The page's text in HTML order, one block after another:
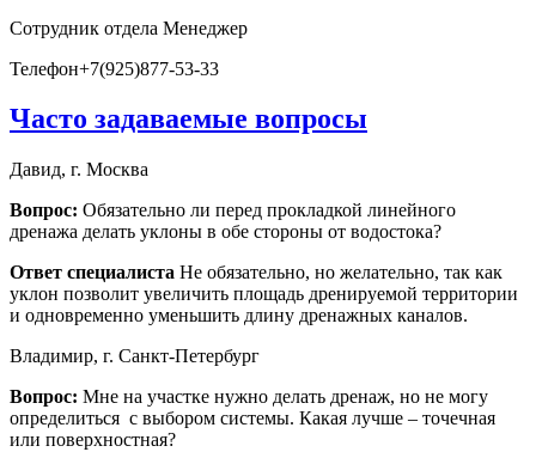
Сотрудник отдела Менеджер
Телефон+7(925)877-53-33
Часто задаваемые вопросы
Давид, г. Москва
Вопрос: Обязательно ли перед прокладкой линейного
дренажа делать уклоны в обе стороны от водостока?
Ответ специалиста Не обязательно, но желательно, так как
уклон позволит увеличить площадь дренируемой территории
и одновременно уменьшить длину дренажных каналов.
Владимир, г. Санкт-Петербург
Вопрос: Мне на участке нужно делать дренаж, но не могу
определиться с выбором системы. Какая лучше – точечная
или поверхностная?